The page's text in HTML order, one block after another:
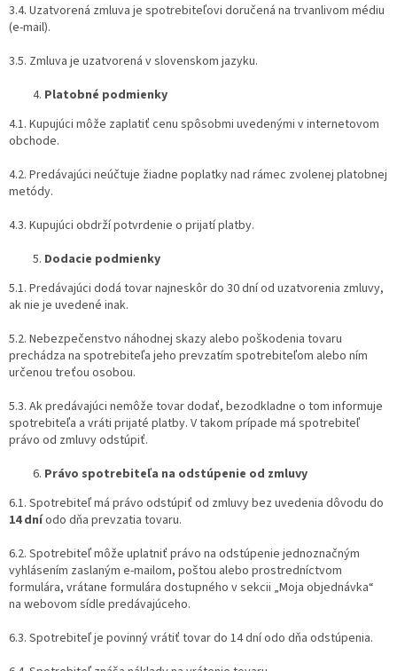
3.4. Uzatvorená zmluva je spotrebiteľovi doručená na trvanlivom médiu
(e-mail).
3.5. Zmluva je uzatvorená v slovenskom jazyku.
Platobné podmienky
4.1. Kupujúci môže zaplatiť cenu spôsobmi uvedenými v internetovom
obchode.
4.2. Predávajúci neúčtuje žiadne poplatky nad rámec zvolenej platobnej
metódy.
4.3. Kupujúci obdrží potvrdenie o prijatí platby.
Dodacie podmienky
5.1. Predávajúci dodá tovar najneskôr do 30 dní od uzatvorenia zmluvy,
ak nie je uvedené inak.
5.2. Nebezpečenstvo náhodnej skazy alebo poškodenia tovaru
prechádza na spotrebiteľa jeho prevzatím spotrebiteľom alebo ním
určenou treťou osobou.
5.3. Ak predávajúci nemôže tovar dodať, bezodkladne o tom informuje
spotrebiteľa a vráti prijaté platby. V takom prípade má spotrebiteľ
právo od zmluvy odstúpiť.
Právo spotrebiteľa na odstúpenie od zmluvy
6.1. Spotrebiteľ má právo odstúpiť od zmluvy bez uvedenia dôvodu do
14 dníodo dňa prevzatia tovaru.
6.2. Spotrebiteľ môže uplatniť právo na odstúpenie jednoznačným
vyhlásením zaslaným e-mailom, poštou alebo prostredníctvom
formulára, vrátane formulára dostupného v sekcii „Moja objednávka“
na webovom sídle predávajúceho.
6.3. Spotrebiteľ je povinný vrátiť tovar do 14 dní odo dňa odstúpenia.